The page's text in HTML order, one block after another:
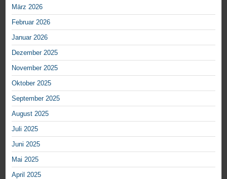
März 2026
Februar 2026
Januar 2026
Dezember 2025
November 2025
Oktober 2025
September 2025
August 2025
Juli 2025
Juni 2025
Mai 2025
April 2025